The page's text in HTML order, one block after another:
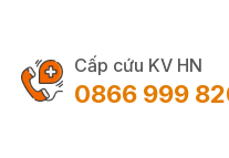
Cấp cứu KV HN
0866 999